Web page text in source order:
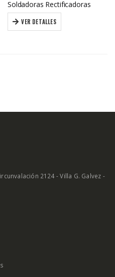
Soldadoras Rectificadoras
VER DETALLES
2124 - Villa G. Galvez -